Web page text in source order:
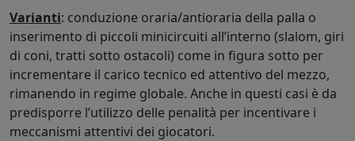
Varianti: conduzione oraria/antioraria della palla o
inserimento di piccoli minicircuiti all’interno (slalom, giri
di coni, tratti sotto ostacoli) come in figura sotto per
incrementare il carico tecnico ed attentivo del mezzo,
rimanendo in regime globale. Anche in questi casi è da
predisporre l’utilizzo delle penalità per incentivare i
meccanismi attentivi dei giocatori.